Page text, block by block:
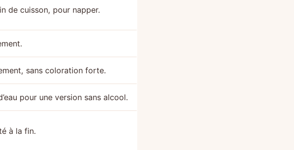
de cuisson, pour napper.
sans coloration forte.
pour une version sans alcool.
à la fin.